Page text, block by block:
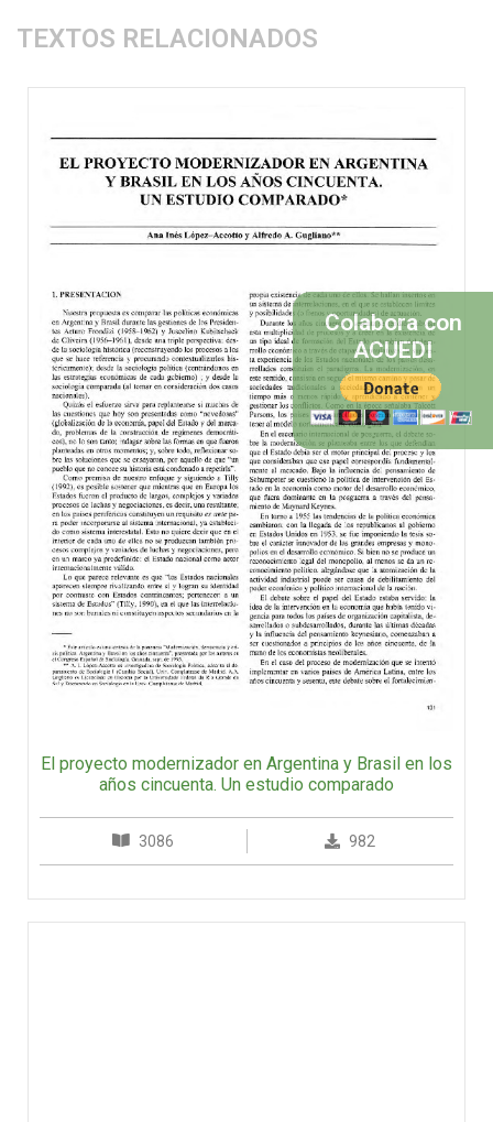
TEXTOS RELACIONADOS
El proyecto modernizador en Argentina y Brasil en los
años cincuenta. Un estudio comparado
3086 982
Colabora con
ACUEDI